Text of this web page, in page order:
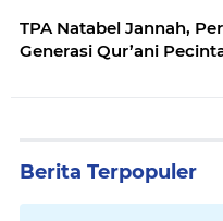
TPA Natabel Jannah,
Generasi Qur’ani
Berita Terpopuler